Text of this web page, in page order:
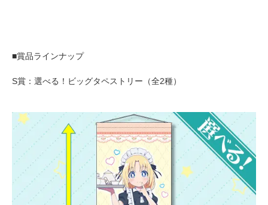
■賞品ラインナップ
S賞：選べる！ビッグタペストリー（全2種）